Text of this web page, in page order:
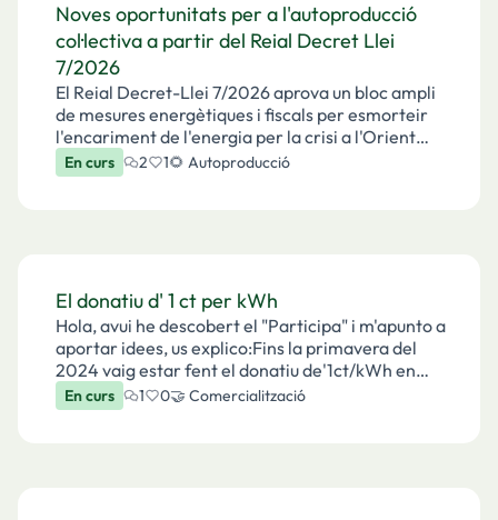
Noves oportunitats per a l'autoproducció
col·lectiva a partir del Reial Decret Llei
7/2026
El Reial Decret-Llei 7/2026 aprova un bloc ampli
de mesures energètiques i fiscals per esmorteir
l'encariment de l'energia per la crisi a l'Orient
Mitjà i accelerar l'electrificació i les renovables.
Algunes d'aquestes mesures suposen noves…
En curs 2 1🌻 Autoproducció
El donatiu d' 1 ct per kWh
Hola, avui he descobert el "Participa" i m'apunto a
aportar idees, us explico:Fins la primavera del
2024 vaig estar fent el donatiu de'1ct/kWh en
factura. Llavors em vaig comprar un cotxe
electric que estic carregant amb la tarifa
En curs 1 0🤝 Comercialització